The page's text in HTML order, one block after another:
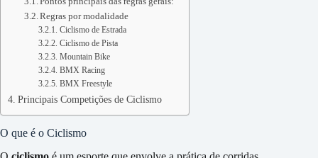
Regras por modalidade
Ciclismo de Estrada
Ciclismo de Pista
Mountain Bike
BMX Racing
BMX Freestyle
Principais Competições de Ciclismo
O que é o Ciclismo